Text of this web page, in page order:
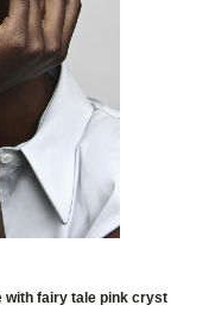
with fairy tale pink cryst